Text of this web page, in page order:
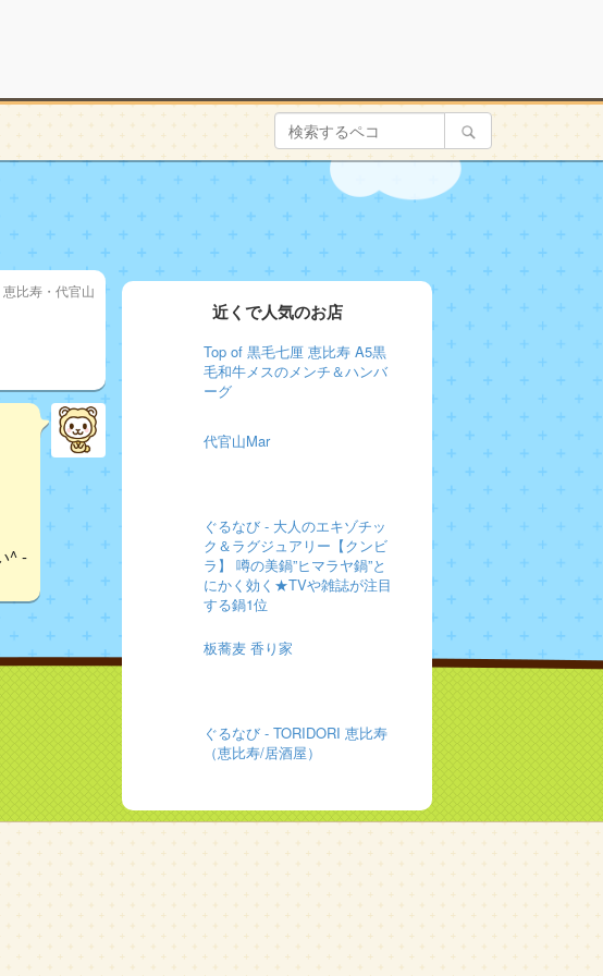
比寿・代官山
^ -
近くで人気のお店
Top of 黒毛七厘 恵比寿 A5黒
毛和牛メスのメンチ＆ハンバ
ーグ
代官山Mar
ぐるなび - 大人のエキゾチッ
ク＆ラグジュアリー【クンビ
ラ】 噂の美鍋”ヒマラヤ鍋”と
にかく効く★TVや雑誌が注目
する鍋1位
板蕎麦 香り家
ぐるなび - TORIDORI 恵比寿
（恵比寿/居酒屋）